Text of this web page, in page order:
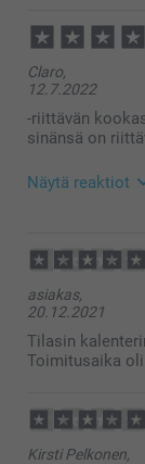
13:11
Hei Tiina!
pidät
Kaisa
Claro,
12.7.2022
-riittävän
sinänsä on
Näytä reaktiot
11:59
Suuret
meille
meidän
muistot
Johanna,
asiakas,
20.12.2021
Tilasin
Toimitusaika
Kirsti Pelkonen,